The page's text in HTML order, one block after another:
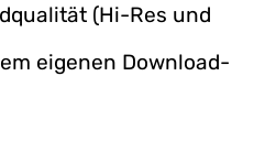
(Hi-Res und
eigenen Download-